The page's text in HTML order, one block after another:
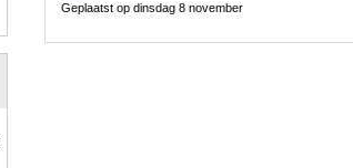
Geplaatst op dinsdag 8 november